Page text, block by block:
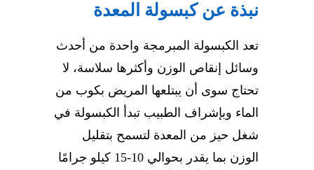
نبذة عن كبسولة المعدة
تعد الكبسولة المبرمجة واحدة من أحدث
وسائل إنقاص الوزن وأكثرها سلاسة، لا
تحتاج سوى أن يبتلعها المريض بكوب من
الماء وبإشراف الطبيب تبدأ الكبسولة في
شغل حيز من المعدة لتسمح بتقليل
الوزن بما يقدر بحوالي 10-15 كيلو جرامًا